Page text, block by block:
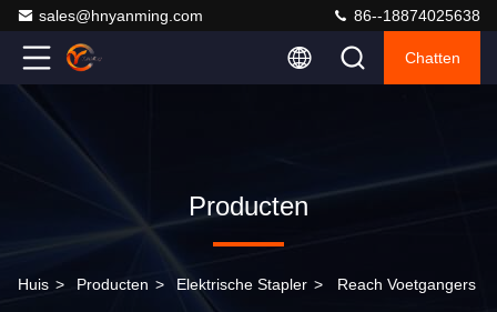
sales@hnyanming.com 86--18874025638
Chatten
Producten
Huis > Producten > Elektrische Stapler > Reach Voetgangers